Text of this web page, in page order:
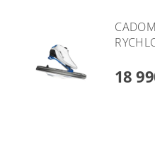
18